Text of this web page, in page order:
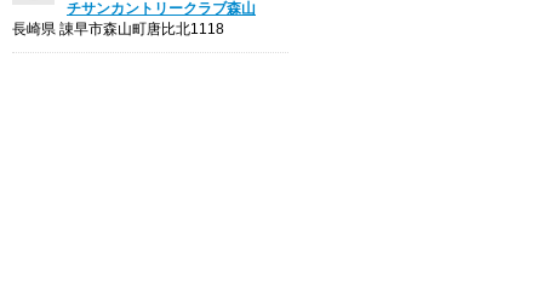
チサンカントリークラブ森山
長崎県 諌早市森山町唐比北1118